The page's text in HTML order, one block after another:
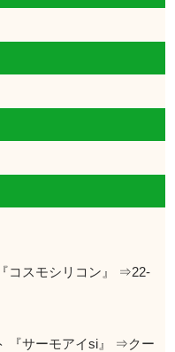
コスモシリコン』 ⇒22-
『サーモアイsi』 ⇒クー